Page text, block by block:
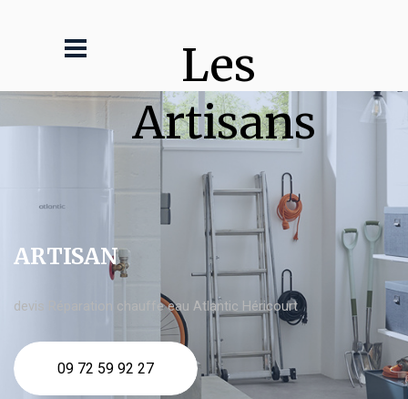
Les
Artisans
ARTISAN
devis Réparation chauffe eau Atlantic Héricourt
09 72 59 92 27